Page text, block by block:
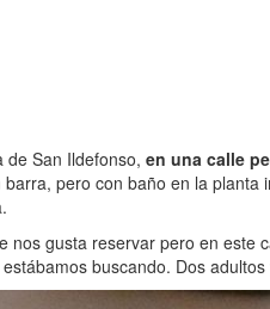
de San Ildefonso, en una calle
pero con baño en la planta
nos gusta reservar pero en este
buscando. Dos